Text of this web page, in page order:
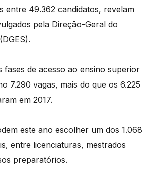
entre 49.362 candidatos, revelam
pela Direção-Geral do
fases de acesso ao ensino superior
7.290 vagas, mais do que os 6.225
em 2017.
este ano escolher um dos 1.068
entre licenciaturas, mestrados
preparatórios.